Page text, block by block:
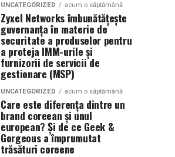
UNCATEGORIZED acum o săptămână
Zyxel Networks îmbunătățește
guvernanța în materie de
securitate a produselor pentru
a proteja IMM-urile și
furnizorii de servicii de
gestionare (MSP)
UNCATEGORIZED acum o săptămână
Care este diferența dintre un
brand coreean și unul
european? Și de ce Geek &
Gorgeous a împrumutat
trăsături coreene